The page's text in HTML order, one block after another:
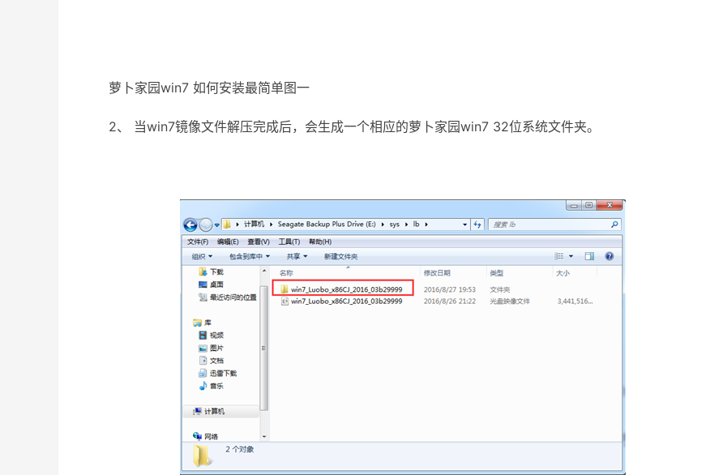
萝卜家园win7 如何安装最简单图一
2、 当win7镜像文件解压完成后，会生成一个相应的萝卜家园win7 32位系统文件夹。